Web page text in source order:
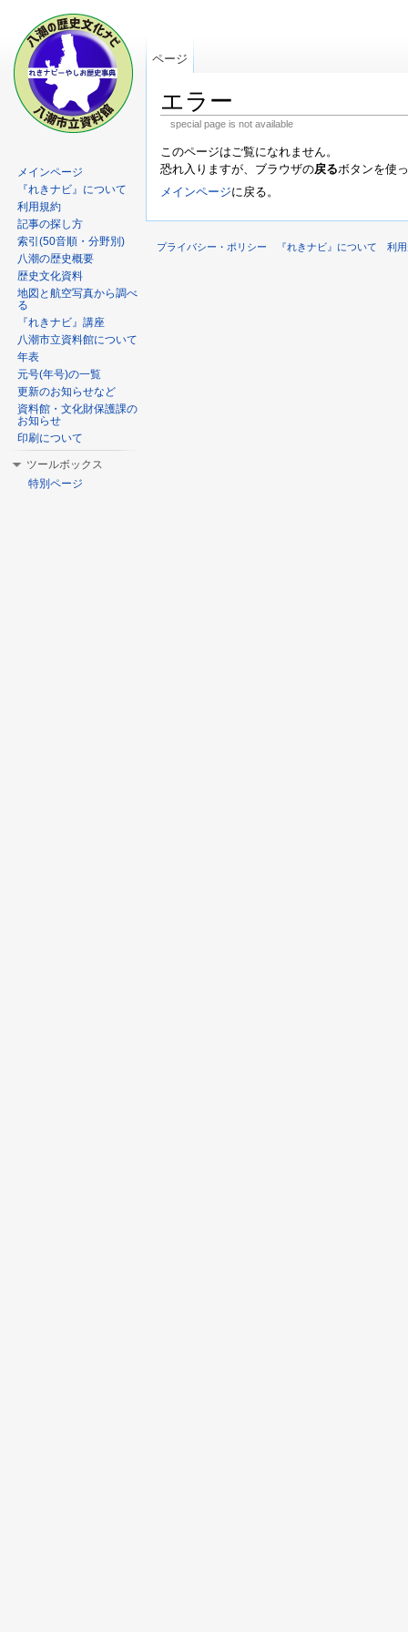
エラー
special page is not available
このページはご覧になれません。
恐れ入りますが、ブラウザの戻るボタンを使
メインページに戻る。
ページ
メインページ
『れきナビ』について
利用規約
記事の探し方
索引(50音順・分野別)
八潮の歴史概要
歴史文化資料
地図と航空写真から調べ
る
『れきナビ』講座
八潮市立資料館について
年表
元号(年号)の一覧
更新のお知らせなど
資料館・文化財保護課の
お知らせ
印刷について
ツールボックス
特別ページ
プライバシー・ポリシー 『れきナビ』について 利